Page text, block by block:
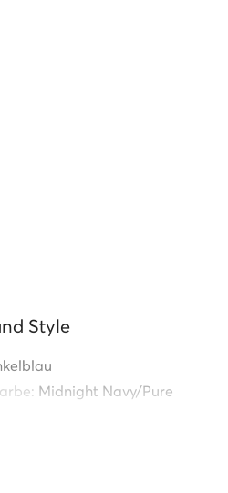
Style
Midnight Navy/Pure